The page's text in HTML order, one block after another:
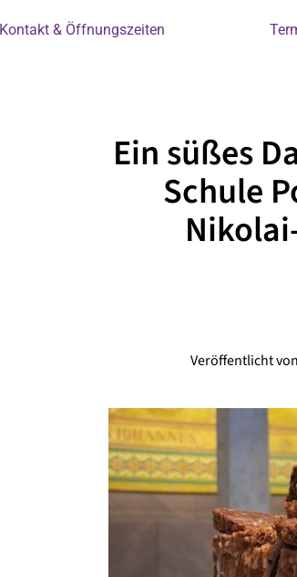
Kontakt & Öffnungszeiten
Ein süßes
Schule
Veröffentlicht